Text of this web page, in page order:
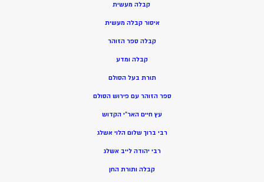
קבלה מעשית
איסור קבלה מעשית
קבלה ספר הזוהר
קבלה ומדע
תורת בעל הסולם
ספר הזוהר עם פירוש הסולם
עץ חיים האר”י הקדוש
רבי ברוך שלום הלוי אשלג
רבי יהודה לייב אשלג
קבלה ותורת החן